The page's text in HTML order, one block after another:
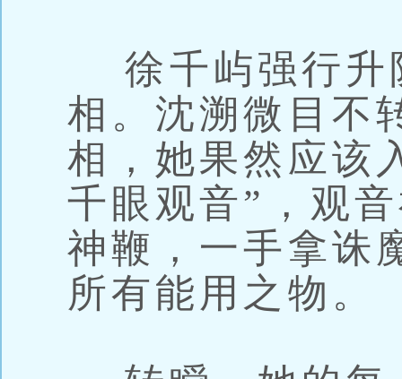
徐千屿强行升
相。沈溯微目不
相，她果然应该
千眼观音”，观
神鞭，一手拿诛
所有能用之物。